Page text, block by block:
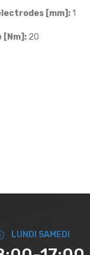
[mm]:1
[Nm]: 20
LUNDI SAMEDI